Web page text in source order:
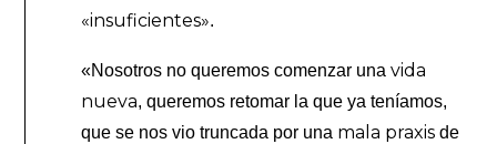
«insuficientes».
«Nosotros no queremos comenzar unavida
nueva, queremos retomar la que ya teníamos,
que se nos vio truncada por una mala praxis de